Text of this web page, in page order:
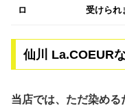
ロ
受けられ
仙川 La.COEUR
当店では、ただ染める